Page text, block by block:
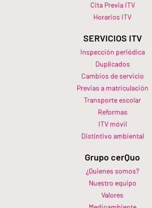
Cita Previa ITV
Horarios ITV​
SERVICIOS ITV
Inspección periódica
Duplicados
Cambios de servicio
Previas a matriculación
Transporte escolar
Reformas
ITV móvil
Distintivo ambiental
Grupo cerQuo
¿Quienes somos?
Nuestro equipo
Valores